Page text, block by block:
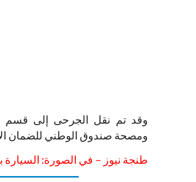
وقد تم نقل الجرحى إلى قسم
ومصحة صندوق الوطني للضمان
طنجة نيوز – في الصورة: السيارة